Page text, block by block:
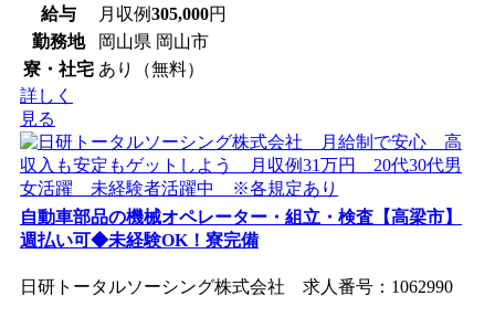
給与
月収例305,000円
勤務地
岡山県 岡山市
寮・社宅 あり（無料）
詳しく
見る
自動車部品の機械オペレーター・組立・検査【高梁市】
週払い可◆未経験OK！寮完備
日研トータルソーシング株式会社 求人番号：1062990